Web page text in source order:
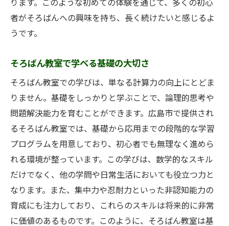
講師の質が高い広島市のそろばん教室紹介
親御さんも安心！そろばん教室のセキュリ
力
そろばん教室での初心者向けプログラム紹
介
初心者が感じるそろばん教室の楽しさ
そろばん教室での初めての一歩を踏み出す
方法
広島市で初心者が成長するためのサポート
体制
ります。このような初めての体験を通じて、多くの初心
者がそろばんへの興味を持ち、長く続けたいと感じるよ
うです。
そろばん教室で学べる基礎の大切さ
そろばん教室での学びは、単なる計算力の向上にとどま
りません。基礎をしっかりと学ぶことで、論理的思考や
問題解決能力を育むことができます。広島市で提供され
るそろばん教室では、基礎から応用までの段階的な学習
プログラムを用意しており、初心者でも無理なく進めら
れる環境が整っています。この学びは、数学的なスキル
だけでなく、他の学問や日常生活においても役立つ力と
なります。また、集中力や忍耐力といった非認知能力の
育成にも注力しており、これらのスキルは将来的に非常
に価値のあるものです。このように、そろばん教室は基